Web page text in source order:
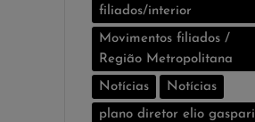
filiados/interior
Movimentos filiados /
Região Metropolitana
Notícias Notí­cias
plano diretor elio gaspari